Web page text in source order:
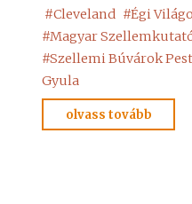
#Cleveland #Égi
#Magyar
#Szellemi Búvárok
Gyula
olvass tovább